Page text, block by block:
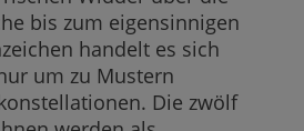
bis zum eigensinnigen
handelt es sich
um zu Mustern
Die zwölf